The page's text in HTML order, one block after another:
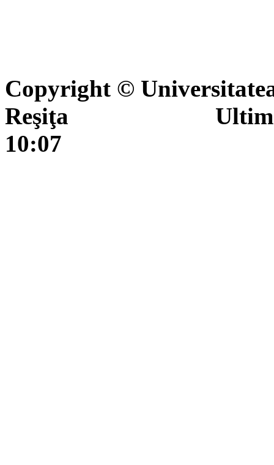
Copyright ©
Reşiţa Ultima
10:07